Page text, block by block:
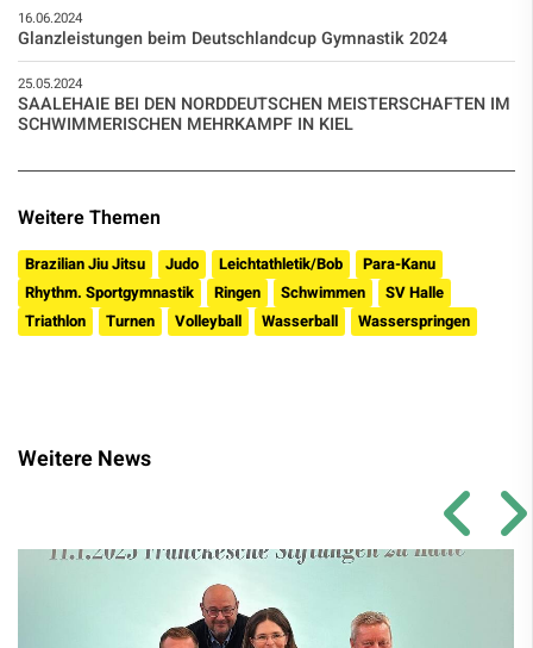
16.06.2024
Glanzleistungen beim Deutschlandcup Gymnastik 2024
25.05.2024
SAALEHAIE BEI DEN NORDDEUTSCHEN MEISTERSCHAFTEN IM
SCHWIMMERISCHEN MEHRKAMPF IN KIEL
Weitere Themen
Brazilian Jiu Jitsu Judo Leichtathletik/Bob
Para-Kanu
Rhythm. Sportgymnastik
Ringen Schwimmen
SV Halle
Triathlon
Turnen Volleyball Wasserball Wasserspringen
Weitere News